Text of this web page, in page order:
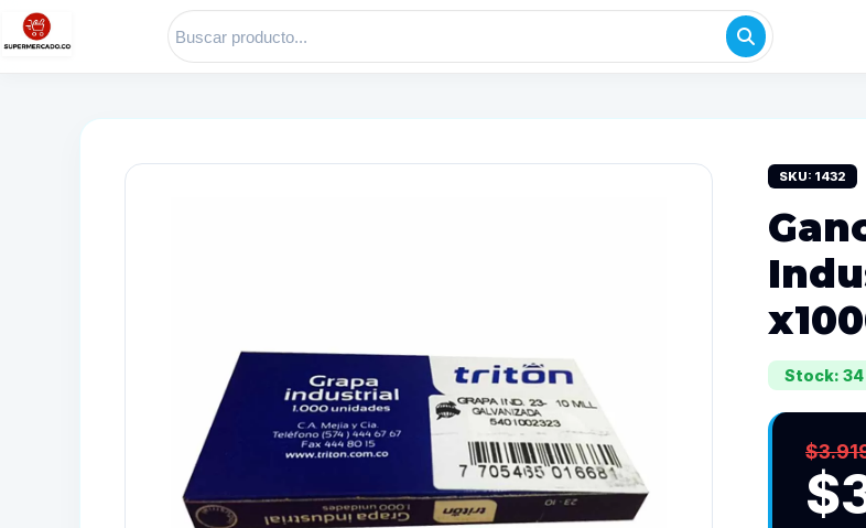
SKU: 1432
Stock: 34